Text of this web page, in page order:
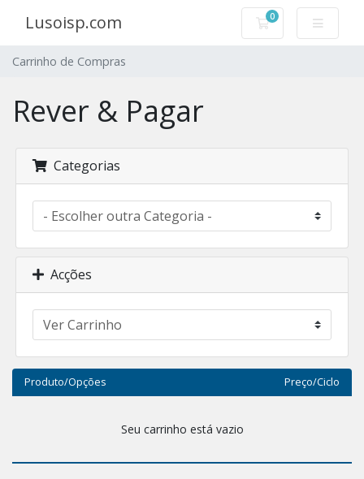
Lusoisp.com 0
Carrinho de
Carrinho de Compras
Rever & Pagar
Categorias
Acções
Produto/Opções Preço/Ciclo
Seu carrinho está vazio